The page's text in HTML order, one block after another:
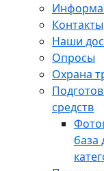
Контакты
Наши
Опросы
Охрана
средств
база